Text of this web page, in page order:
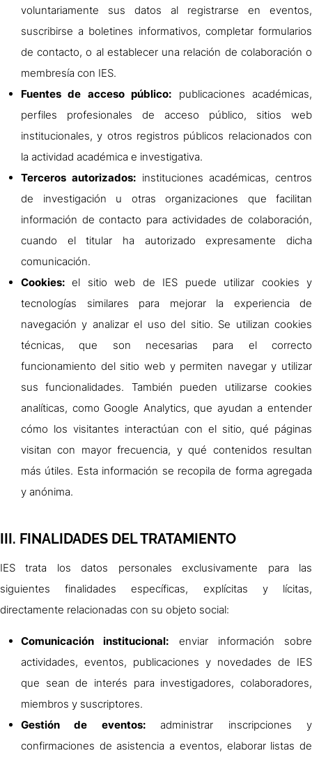
voluntariamente sus datos al registrarse en eventos,
suscribirse a boletines informativos, completar formularios
de contacto, o al establecer una relación de colaboración o
membresía con IES.
Fuentes de acceso público: publicaciones académicas,
perfiles profesionales de acceso público, sitios web
institucionales, y otros registros públicos relacionados con
la actividad académica e investigativa.
Terceros autorizados:instituciones académicas, centros
de investigación u otras organizaciones que facilitan
información de contacto para actividades de colaboración,
cuando el titular ha autorizado expresamente dicha
comunicación.
Cookies: el sitio web de IES puede utilizar cookies y
tecnologías similares para mejorar la experiencia de
navegación y analizar el uso del sitio. Se utilizan cookies
técnicas, que son necesarias para el correcto
funcionamiento del sitio web y permiten navegar y utilizar
sus funcionalidades. También pueden utilizarse cookies
analíticas, como Google Analytics, que ayudan a entender
cómo los visitantes interactúan con el sitio, qué páginas
visitan con mayor frecuencia, y qué contenidos resultan
más útiles. Esta información se recopila de forma agregada
y anónima.
III. FINALIDADES DEL TRATAMIENTO
IES trata los datos personales exclusivamente para las
siguientes finalidades específicas, explícitas y lícitas,
directamente relacionadas con su objeto social:
Comunicación institucional: enviar información sobre
actividades, eventos, publicaciones y novedades de IES
que sean de interés para investigadores, colaboradores,
miembros y suscriptores.
Gestión de eventos:administrar inscripciones y
confirmaciones de asistencia a eventos, elaborar listas de